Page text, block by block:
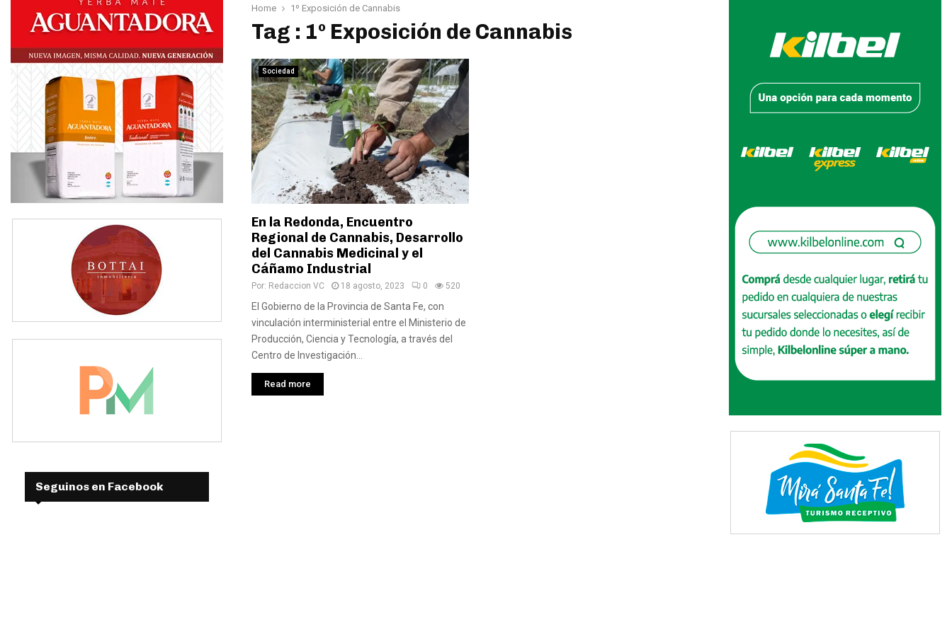
Home 1º Exposición de Cannabis
Tag : 1º Exposición de Cannabis
Sociedad
En la Redonda, Encuentro
Regional de Cannabis, Desarrollo
del Cannabis Medicinal y el
Cáñamo Industrial
Por: Redaccion VC 18 agosto, 2023 0 520
El Gobierno de la Provincia de Santa Fe, con
vinculación interministerial entre el Ministerio de
Producción, Ciencia y Tecnología, a través del
Centro de Investigación...
Read more
Seguinos en Facebook